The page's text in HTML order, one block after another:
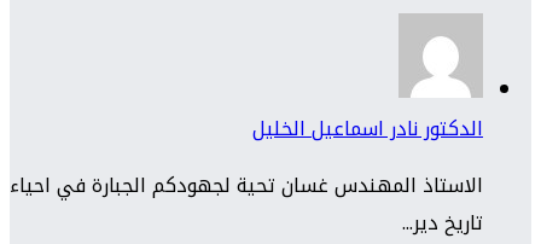
الدكتور نادر اسماعيل الخليل
الاستاذ المهندس غسان تحية لجهودكم الجبارة في احياء
تاريخ دير...